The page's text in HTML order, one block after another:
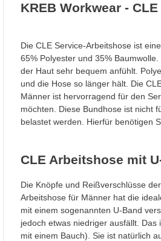
KREB Workwear -
Die CLE Service-Arbeitshose ist
65% Polyester und 35%
der Haut sehr bequem anfühlt.
und die Hose so länger hält. Die
Männer ist hervorragend für den
möchten. Diese Bundhose ist nicht
belastet werden. Hierfür benötigen
CLE Arbeitshose mit
Die Knöpfe und Reißverschlüsse
Arbeitshose für Männer hat die
mit einem sogenannten U-Band
jedoch etwas niedriger ausfällt.
mit einem Bauch). Sie ist natürlich